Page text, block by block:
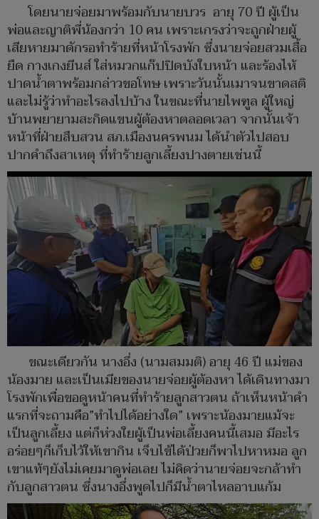
โดยนายจ่อยมาพร้อมกับนายบวร อายุ 70 ปี ผู้เป็น
พ่อและญาติพี่น้องกว่า 10 คน เพราะเกรงว่าจะถูกฝ่ายผู้
เสียหายมาดักรอทำร้ายที่หน้าโรงพัก ซึ่งนายจ่อยสวมเสื้อ
ยืด กางเกงยีนส์ ใส่หมวกแก๊ปปิดบังใบหน้า และร้องไห้
ปาดน้ำตาพร้อมกล่าวขอโทษ เพราะวันนั้นเมาจนขาดสติ
และไม่รู้ว่าทำอะไรลงไปบ้าง ในขณะที่นายไพฑูล ผู้ใหญ่
บ้านพยายามสะกิดแขนผู้ต้องหาตลอดเวลา จากนั้นเจ้า
หน้าที่ฝ่ายสืบสวน สภ.เมืองนครพนม ได้นำตัวไปสอบ
ปากคำถึงสาเหตุ ที่ทำร้ายลูกเลี้ยงปางตายเช่นนี้
ขณะเดียวกัน นางอึ่ง (นามสมมติ) อายุ 46 ปี แม่ของ
น้องมาย และเป็นเมียของนายจ่อยผู้ต้องหา ได้เดินทางมา
โรงพักเพื่อขอดูหน้าคนที่ทำร้ายลูกสาวตน ถ้าเห็นหน้าคำ
แรกที่จะถามคือ”ทำไปได้อย่างใด” เพราะน้องมายแม้จะ
เป็นลูกเลี้ยง แต่ก็ห่วงใยผู้เป็นพ่อเลี้ยงคนนี้เสมอ มีอะไร
อร่อยๆก็เก็บไว้ให้เขากิน เจ็บไข้ได้ป่วยก็พาไปหาหมอ ลูก
เขาแท้ๆยังไม่เคยมาดูพ่อเลย ไม่คิดว่านายจ่อยจะกล้าทำ
กับลูกสาวตน ซึ่งนางอึ่งพูดไปก็มีน้ำตาไหลอาบแก้ม